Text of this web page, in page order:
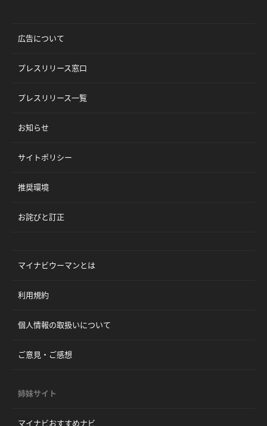
広告について
プレスリリース窓口
プレスリリース一覧
お知らせ
サイトポリシー
推奨環境
お詫びと訂正
マイナビウーマンとは
利用規約
個人情報の取扱いについて
ご意見・ご感想
姉妹サイト
マイナビおすすめナビ